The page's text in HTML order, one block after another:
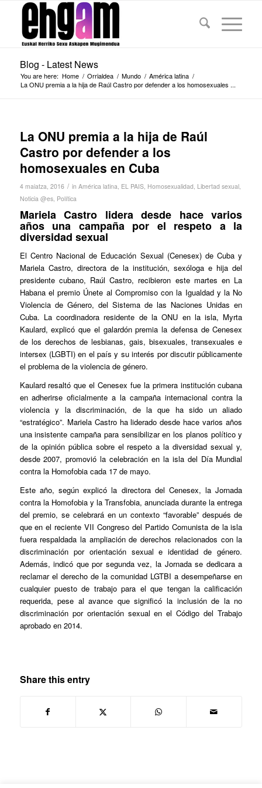
Blog - Latest News
You are here: Home / Orrialdea / Mundo / América latina /
La ONU premia a la hija de Raúl Castro por defender a los homosexuales ...
La ONU premia a la hija de Raúl
Castro por defender a los
homosexuales en Cuba
4 maiatza, 2016 / in América latina, EL PAIS, Homosexualidad, Libertad sexual,
Noticia @es, Política
Mariela Castro lidera desde hace varios
años una campaña por el respeto a la
diversidad sexual
El Centro Nacional de Educación Sexual (Cenesex) de Cuba y
Mariela Castro, directora de la institución, sexóloga e hija del
presidente cubano, Raúl Castro, recibieron este martes en La
Habana el premio Únete al Compromiso con la Igualdad y la No
Violencia de Género, del Sistema de las Naciones Unidas en
Cuba. La coordinadora residente de la ONU en la isla, Myrta
Kaulard, explicó que el galardón premia la defensa de Cenesex
de los derechos de lesbianas, gais, bisexuales, transexuales e
intersex (LGBTI) en el país y su interés por discutir públicamente
el problema de la violencia de género.
Kaulard resaltó que el Cenesex fue la primera institución cubana
en adherirse oficialmente a la campaña internacional contra la
violencia y la discriminación, de la que ha sido un aliado
“estratégico”. Mariela Castro ha liderado desde hace varios años
una insistente campaña para sensibilizar en los planos político y
de la opinión pública sobre el respeto a la diversidad sexual y,
desde 2007, promovió la celebración en la isla del Día Mundial
contra la Homofobia cada 17 de mayo.
Este año, según explicó la directora del Cenesex, la Jornada
contra la Homofobia y la Transfobia, anunciada durante la entrega
del premio, se celebrará en un contexto “favorable” después de
que en el reciente VII Congreso del Partido Comunista de la isla
fuera respaldada la ampliación de derechos relacionados con la
discriminación por orientación sexual e identidad de género.
Además, indicó que por segunda vez, la Jornada se dedicara a
reclamar el derecho de la comunidad LGTBI a desempeñarse en
cualquier puesto de trabajo para el que tengan la calificación
requerida, pese al avance que significó la inclusión de la no
discriminación por orientación sexual en el Código del Trabajo
aprobado en 2014.
Share this entry